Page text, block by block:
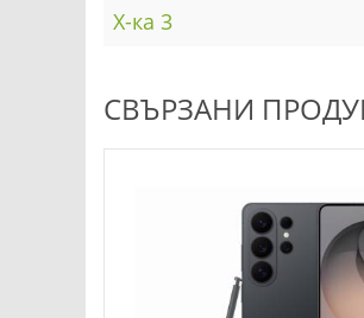
Х-ка 3
СВЪРЗАНИ